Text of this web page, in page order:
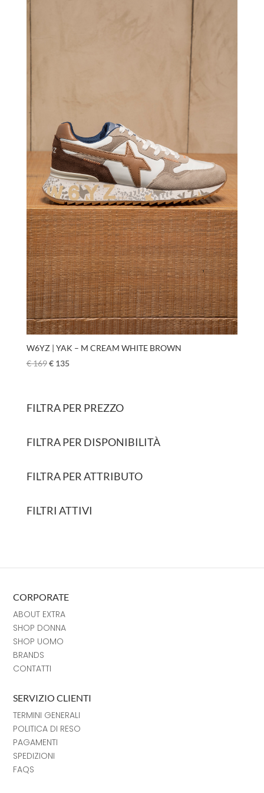
W6YZ | YAK – M CREAM WHITE BROWN
€169€135
FILTRA PER PREZZO
FILTRA PER DISPONIBILITÀ
FILTRA PER ATTRIBUTO
FILTRI ATTIVI
CORPORATE
ABOUT EXTRA
SHOP DONNA
SHOP UOMO
BRANDS
CONTATTI
SERVIZIO CLIENTI
TERMINI GENERALI
POLITICA DI RESO
PAGAMENTI
SPEDIZIONI
FAQS